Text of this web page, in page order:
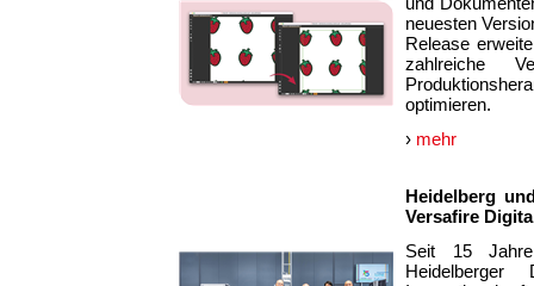
neuesten
Release
zahlreiche
optimieren.
› mehr
Heidelberg
Versafire
Seit 15